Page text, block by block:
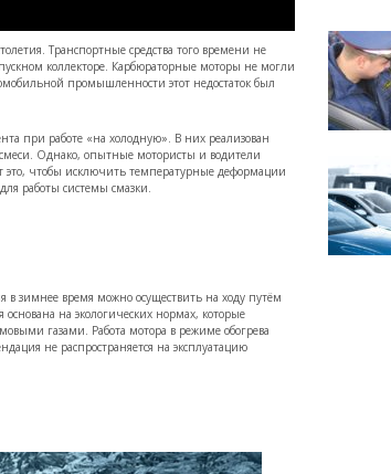
Транспортные средства того времени не
коллекторе. Карбюраторные моторы не могли
промышленности этот недостаток был
при работе «на холодную». В них реализован
Однако, опытные мотористы и водители
чтобы исключить температурные деформации
работы системы смазки.
в зимнее время можно осуществить на ходу путём
основана на экологических нормах, которые
газами. Работа мотора в режиме обогрева
не распространяется на эксплуатацию